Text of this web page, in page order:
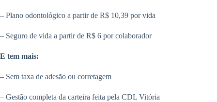
– Plano odontológico a partir de R$ 10,39 por vida
– Seguro de vida a partir de R$ 6 por colaborador
E tem mais:
– Sem taxa de adesão ou corretagem
– Gestão completa da carteira feita pela CDL Vitória